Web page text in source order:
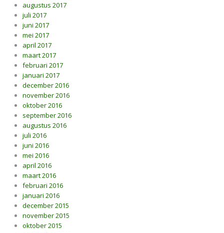
augustus 2017
juli 2017
juni 2017
mei 2017
april 2017
maart 2017
februari 2017
januari 2017
december 2016
november 2016
oktober 2016
september 2016
augustus 2016
juli 2016
juni 2016
mei 2016
april 2016
maart 2016
februari 2016
januari 2016
december 2015
november 2015
oktober 2015